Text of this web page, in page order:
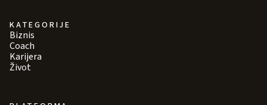
KATEGORIJE
Biznis
Coach
Karijera
Život